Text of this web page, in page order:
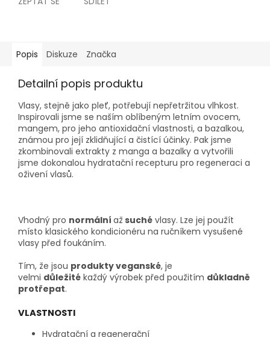
Popis Diskuze Značka
Detailní popis produktu
Vlasy, stejně jako pleť, potřebují nepřetržitou vlhkost.
Inspirovali jsme se naším oblíbeným letním ovocem,
mangem, pro jeho antioxidační vlastnosti, a bazalkou,
známou pro její zklidňující a čistící účinky. Pak jsme
zkombinovali extrakty z manga a bazalky a vytvořili
jsme dokonalou hydratační recepturu pro regeneraci a
oživení vlasů.
Vhodný pro normální až suché vlasy. Lze jej použít
místo klasického kondicionéru na ručníkem vysušené
vlasy před foukáním.
Tím, že jsou produkty veganské, je
velmi důležité každý výrobek před použitím důkladně
protřepat.
VLASTNOSTI
Hydratační a regenerační